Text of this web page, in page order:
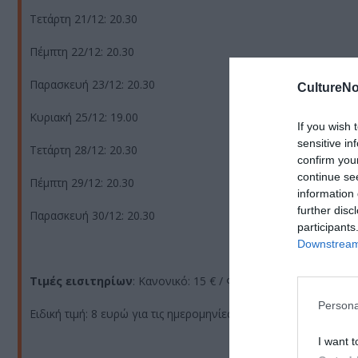
If you wish
sensitive
confirm
continue
information
further
I want
Τετάρτη 21/12: 20.30
Πέμπτη 22/12: 20.30
Παρασκευή 23/12: 20.30
Κυριακή 25/12: 19.00
Τετάρτη 28/12: 20.30
Πέμπτη 29/12: 20.30
Παρασκευή 30/12: 20.30
Τιμές εισιτηρίων: Κανονικό: 15 € / Φοιτητικό: 10 € /ΑΜΕΑ,
Ειδική τιμή: 8 ευρώ για τις ημερομηνίες 22, 26,27,29/11 και